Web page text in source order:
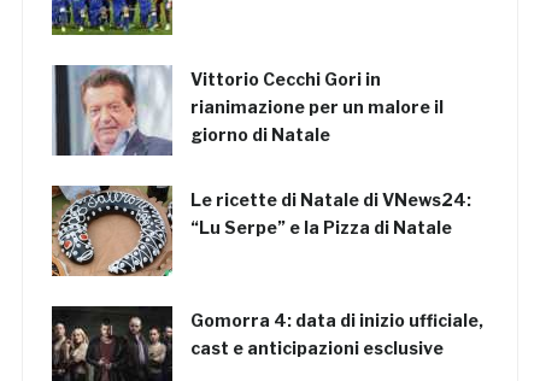
Vittorio Cecchi Gori in
rianimazione per un malore il
giorno di Natale
Le ricette di Natale di VNews24:
“Lu Serpe” e la Pizza di Natale
Gomorra 4: data di inizio ufficiale,
cast e anticipazioni esclusive